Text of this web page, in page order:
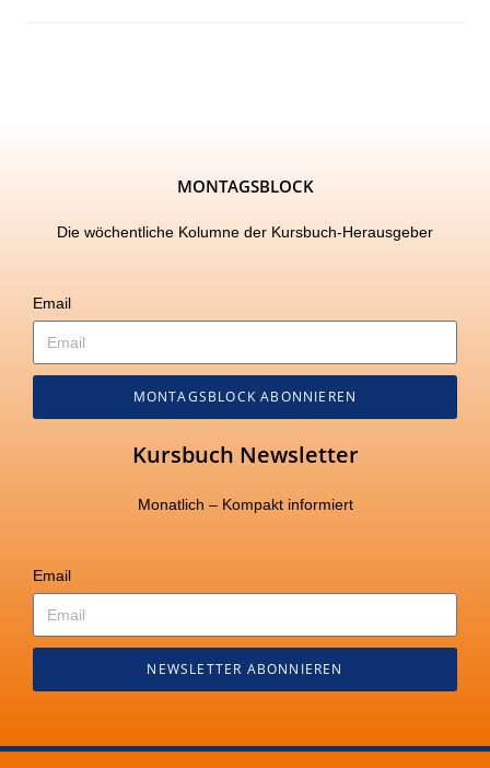
MONTAGSBLOCK
Die wöchentliche Kolumne der Kursbuch-Herausgeber
Email
MONTAGSBLOCK ABONNIEREN
Kursbuch Newsletter
Monatlich – Kompakt informiert
Email
NEWSLETTER ABONNIEREN